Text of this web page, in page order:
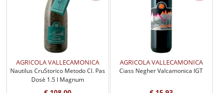
AGRICOLA VALLECAMONICA
Nautilus CruStorico Metodo Cl. Pas
Dosè 1.5 l Magnum
AGRICOLA VALLECAMONICA
Ciass Negher Valcamonica IGT